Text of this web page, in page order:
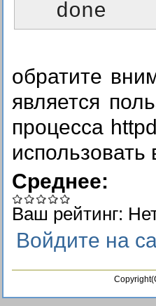
   done
обратите
является
процесса
использовать
Среднее:
Ваш рейтинг:
Войдите на